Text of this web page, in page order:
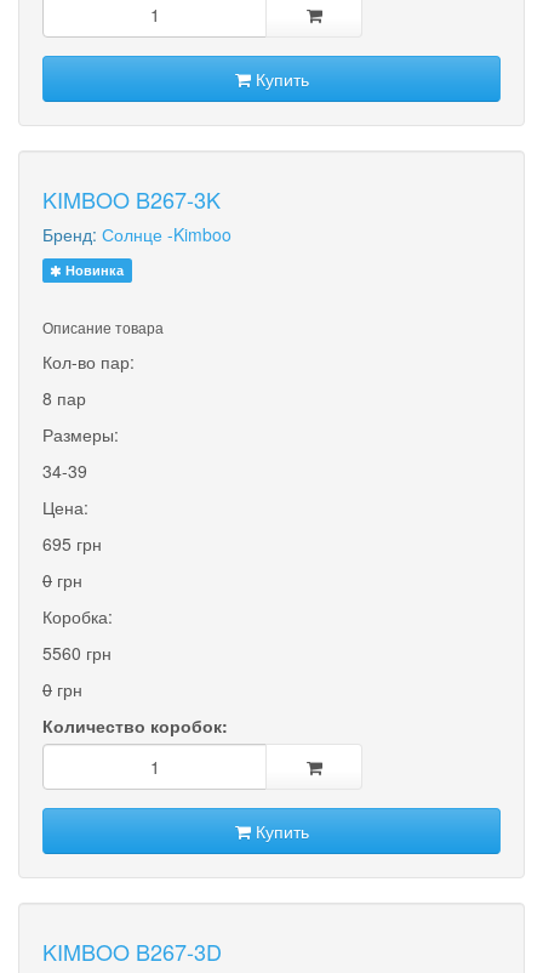
Купить
KIMBOO B267-3K
Бренд: Солнце -Kimboo
Новинка
Описание товара
Кол-во пар:
8 пар
Размеры:
34-39
Цена:
695 грн
0 грн
Коробка:
5560 грн
0 грн
Количество коробок:
Купить
KIMBOO B267-3D